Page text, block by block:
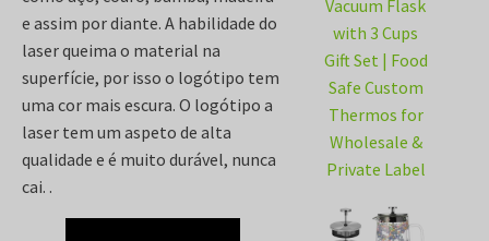
e assim por diante. A habilidade do
laser queima o material na
superfície, por isso o logótipo tem
uma cor mais escura. O logótipo a
laser tem um aspeto de alta
qualidade e é muito durável, nunca
cai. .
Vacuum Flask
with 3 Cups
Gift Set | Food
Safe Custom
Thermos for
Wholesale &
Private Label